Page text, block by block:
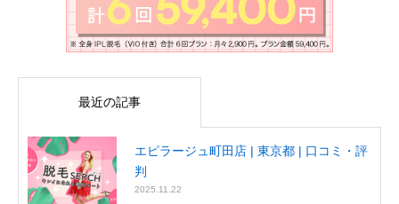
最近の記事
エピラージュ町田店 | 東京都 | 口コミ・評
判
2025.11.22